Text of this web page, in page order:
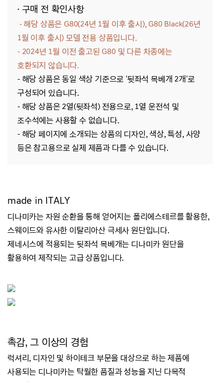
· 구매 전 확인사항
- 해당 상품은 G80(24년 1월 이후 출시), G80 Black(26년
1월 이후 출시) 모델 전용 상품입니다.
- 2024년 1월 이전 출고된 G80 및 다른 차종에는
호환되지 않습니다.
- 해당 상품은 동일 색상 기준으로 '뒷좌석 목베개 2개'로
구성되어 있습니다.
- 해당 상품은 2열(뒷좌석) 전용으로, 1열 운전석 및
조수석에는 사용할 수 없습니다.
- 해당 페이지에 소개되는 상품의 디자인, 색상, 특성, 사양
등은 참고용으로 실제 제품과 다를 수 있습니다.
made in ITALY
디나미카는 자원 순환을 통해 얻어지는 폴리에스테르를 활용한,
스웨이드와 유사한 이탈리아산 극세사 원단입니다.
제네시스에 적용되는 뒷좌석 목베개는 디나미카 원단을
활용하여 제작되는 고급 상품입니다.
촉감, 그 이상의 경험
럭셔리, 디자인 및 하이테크 부문을 대상으로 하는 제품에
사용되는 디나미카는 탁월한 품질과 성능을 지닌 다목적